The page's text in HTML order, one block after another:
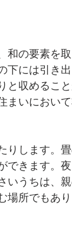
和の要素を
下には引き
と収めるこ
まいにおい
りします。
きます。夜
いうちは、
所でもあり